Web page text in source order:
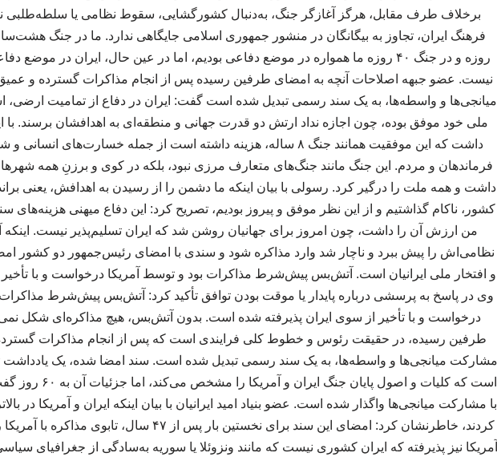
برخلاف طرف مقابل، هرگز آغازگر جنگ، به‌دنبال کشورگشایی، سقوط نظامی یا سلطه‌طلبی
روزه و در جنگ ۴۰ روزه ما همواره در موضع دفاعی بودیم، اما در عین حال، ایران در
نیست. عضو جبهه اصلاحات آنچه به امضای طرفین رسیده پس از انجام مذاکرات گسترده و
میانجی‌ها و واسطه‌ها، به یک سند رسمی تبدیل شده است گفت: ایران در دفاع از تمامیت ارضی،
ملی خود موفق بوده، چون اجازه نداد ارتش دو قدرت جهانی و منطقه‌ای به اهدافشان برسند. با
داشت که این موفقیت همانند جنگ ۸ ساله، هزینه‌ داشته است از جمله خسارت‌های
فرماندهان و مردم. این جنگ مانند جنگ‌های متعارف مرزی نبود، بلکه در کوی و برزنِ همه شهرها
داشت و همه ملت را درگیر کرد. رسولی با بیان اینکه ما دشمن را از رسیدن به اهدافش، یعنی
کشور، ناکام گذاشتیم و از این نظر موفق و پیروز بودیم، تصریح کرد: این دفاع میهنی هزینه‌های
من ارزش آن را داشت، چون امروز برای جهانیان روشن شد که ایران تسلیم‌پذیر نیست. اینکه
نظامی‌اش را پیش ببرد و ناچار شد وارد مذاکره شود و سندی با امضای رئیس‌جمهور دو کشور
و افتخار ملی ایرانیان است. آتش‌بس پیش‌شرط مذاکرات بود و توسط آمریکا درخواست و با تأخیر
وی در پاسخ به پرسشی درباره پایدار یا موقت بودن توافق تأکید کرد: آتش‌بس پیش‌شرط مذاکرات
درخواست و با تأخیر از سوی ایران پذیرفته شده است. بدون آتش‌بس، هیچ مذاکره‌ای شکل
طرفین رسیده، در حقیقت رئوس و خطوط کلی فرایندی است که پس از انجام مذاکرات
است که کلیات و اصول
با مشارکت میانجی‌ها واگذار شده است. عضو بنیاد امید ایرانیان با بیان اینکه ایران و آمریکا در
کردند، خاطرنشان کرد: امضای این سند برای نخستین بار پس
آمریکا نیز پذیرفته که ایران کشوری نیست که مانند ونزوئلا یا سوریه به‌سادگی از جغرافیای